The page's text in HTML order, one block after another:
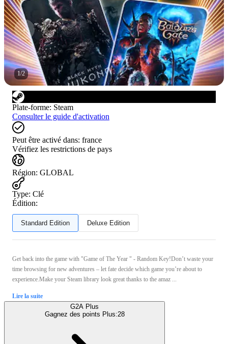
1/2
Plate-forme: Steam
Consulter le guide d'activation
Peut être activé dans: france
Vérifiez les restrictions de pays
Région: GLOBAL
Type: Clé
Édition:
Standard Edition Deluxe Edition
Get back into the game with "Game of The Year " - Random Key!Don’t waste your
time browsing for new adventures – let fate decide which game you’re about to
experience.Make your Steam library look great thanks to the amaz ...
Lire la suite
G2A Plus
Gagnez des points Plus:28